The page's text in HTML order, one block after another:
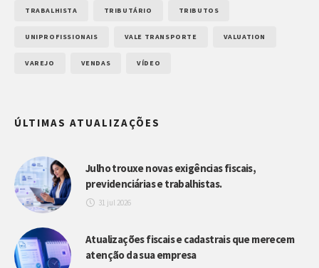
TRABALHISTA TRIBUTÁRIO TRIBUTOS
UNIPROFISSIONAIS VALE TRANSPORTE VALUATION
VAREJO VENDAS VÍDEO
ÚLTIMAS ATUALIZAÇÕES
Julho trouxe novas exigências fiscais,
previdenciárias e trabalhistas.
31 jul 2026
Atualizações fiscais e cadastrais que merecem
atenção da sua empresa